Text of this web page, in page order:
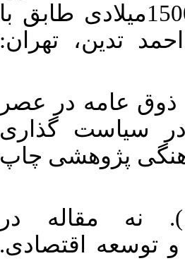
تحولات اجتماعی ایران از سال 1500میلادی طابق با
تدین، تهران:
(1397). پرورش ذوق عامه در عصر
در سیاست گذاری
پژوهشی چاپ
31. کاتوزیان، همایون. (1392). نه مقاله در
توسعه اقتصادی.